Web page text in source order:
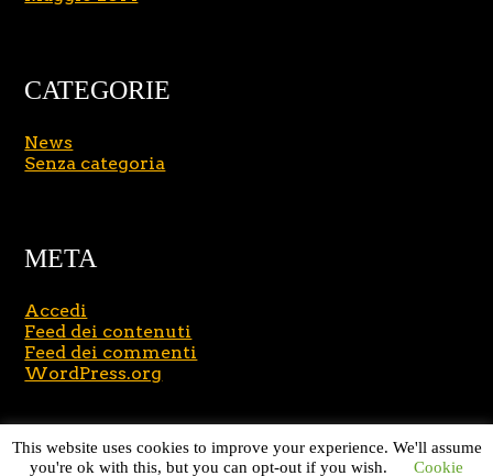
CATEGORIE
News
Senza categoria
META
Accedi
Feed dei contenuti
Feed dei commenti
WordPress.org
Copyright © 2026 Massimo Brusasco
. All Rights
Reserved.Journal Lite by Slocum Studio
This website uses cookies to improve your experience. We'll assume
you're ok with this, but you can opt-out if you wish.
Cookie